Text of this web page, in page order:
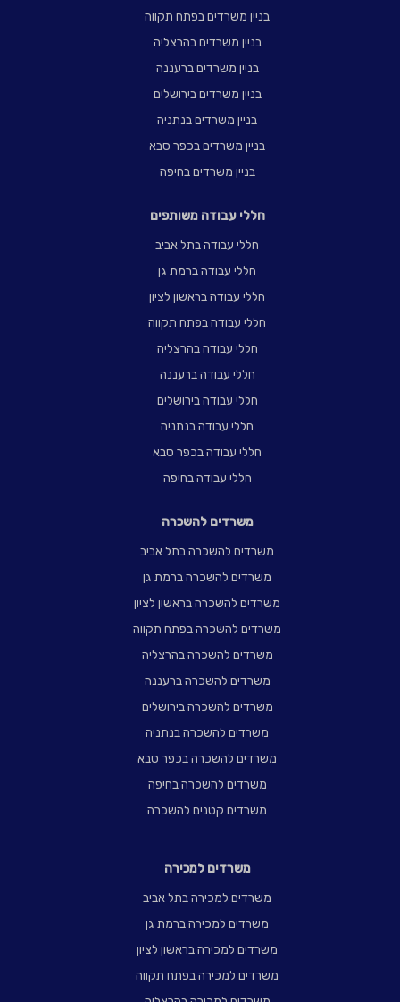
בניין משרדים בפתח תקווה
בניין משרדים בהרצליה
בניין משרדים ברעננה
בניין משרדים בירושלים
בניין משרדים בנתניה
בניין משרדים בכפר סבא
בניין משרדים בחיפה
חללי עבודה משותפים
חללי עבודה בתל אביב
חללי עבודה ברמת גן
חללי עבודה בראשון לציון
חללי עבודה בפתח תקווה
חללי עבודה בהרצליה
חללי עבודה ברעננה
חללי עבודה בירושלים
חללי עבודה בנתניה
חללי עבודה בכפר סבא
חללי עבודה בחיפה
משרדים להשכרה
משרדים להשכרה בתל אביב
משרדים להשכרה ברמת גן
משרדים להשכרה בראשון לציון
משרדים להשכרה בפתח תקווה
משרדים להשכרה בהרצליה
משרדים להשכרה ברעננה
משרדים להשכרה בירושלים
משרדים להשכרה בנתניה
משרדים להשכרה בכפר סבא
משרדים להשכרה בחיפה
משרדים קטנים להשכרה
משרדים למכירה
משרדים למכירה בתל אביב
משרדים למכירה ברמת גן
משרדים למכירה בראשון לציון
משרדים למכירה בפתח תקווה